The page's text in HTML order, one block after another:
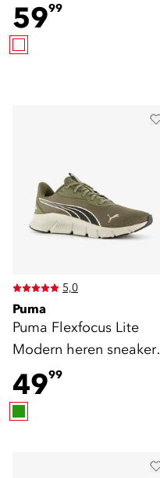
5999
5,0
Puma
Puma Flexfocus Lite
Modern heren sneakers
groen
4999